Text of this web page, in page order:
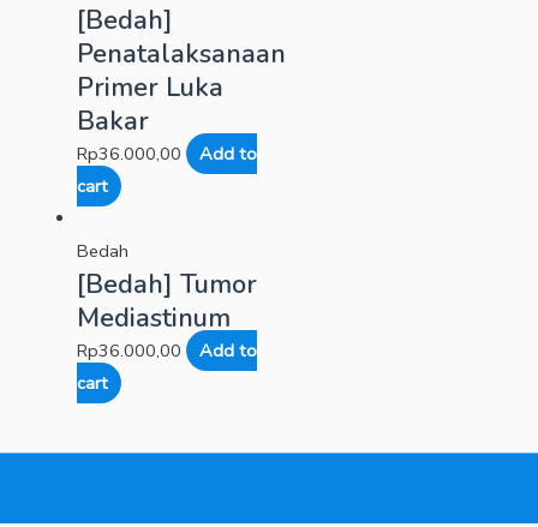
[Bedah]
Penatalaksanaan
Primer Luka
Bakar
Rp36.000,00
Add to
cart
Bedah
[Bedah] Tumor
Mediastinum
Rp36.000,00
Add to
cart